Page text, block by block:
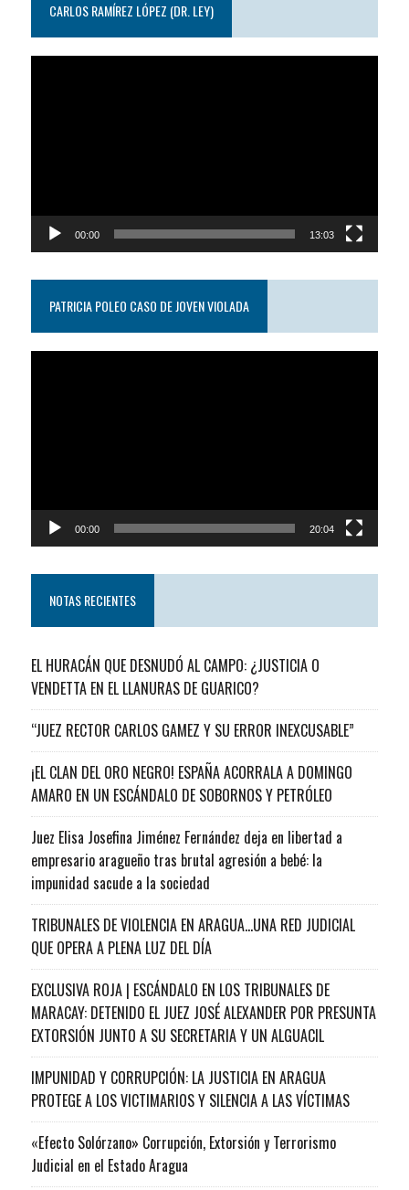
CARLOS RAMÍREZ LÓPEZ (DR. LEY)
00:00 13:03
PATRICIA POLEO CASO DE JOVEN VIOLADA
00:00 20:04
NOTAS RECIENTES
EL HURACÁN QUE DESNUDÓ AL CAMPO: ¿JUSTICIA O
VENDETTA EN EL LLANURAS DE GUARICO?
“JUEZ RECTOR CARLOS GAMEZ Y SU ERROR INEXCUSABLE”
¡EL CLAN DEL ORO NEGRO! ESPAÑA ACORRALA A DOMINGO
AMARO EN UN ESCÁNDALO DE SOBORNOS Y PETRÓLEO
Juez Elisa Josefina Jiménez Fernández deja en libertad a
empresario aragueño tras brutal agresión a bebé: la
impunidad sacude a la sociedad
TRIBUNALES DE VIOLENCIA EN ARAGUA…UNA RED JUDICIAL
QUE OPERA A PLENA LUZ DEL DÍA
EXCLUSIVA ROJA | ESCÁNDALO EN LOS TRIBUNALES DE
MARACAY: DETENIDO EL JUEZ JOSÉ ALEXANDER POR PRESUNTA
EXTORSIÓN JUNTO A SU SECRETARIA Y UN ALGUACIL
IMPUNIDAD Y CORRUPCIÓN: LA JUSTICIA EN ARAGUA
PROTEGE A LOS VICTIMARIOS Y SILENCIA A LAS VÍCTIMAS
«Efecto Solórzano» Corrupción, Extorsión y Terrorismo
Judicial en el Estado Aragua